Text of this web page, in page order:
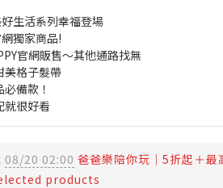
好生活系列幸福登場
獨家商品!
官網販售～其他通路找無
美格子髮帶
備款！
就很好看
08/20 02:00 爸爸樂陪你玩｜5折起＋最
products